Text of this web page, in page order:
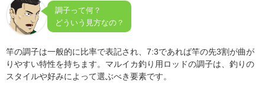
調子って何？
どういう見方なの？
竿の調子は一般的に比率で表記され、7:3であれば竿の先3割が曲が
りやすい特性を持ちます。マルイカ釣り用ロッドの調子は、釣りの
スタイルや好みによって選ぶべき要素です。